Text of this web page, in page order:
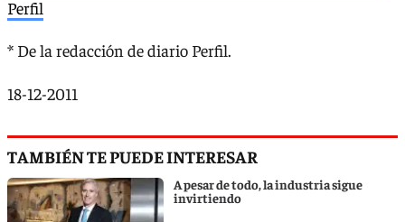
Perfil
* De la redacción de diario Perfil.
18-12-2011
TAMBIÉN TE PUEDE INTERESAR
A pesar de todo, la industria sigue
invirtiendo